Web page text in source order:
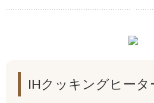
IHクッキングヒータ